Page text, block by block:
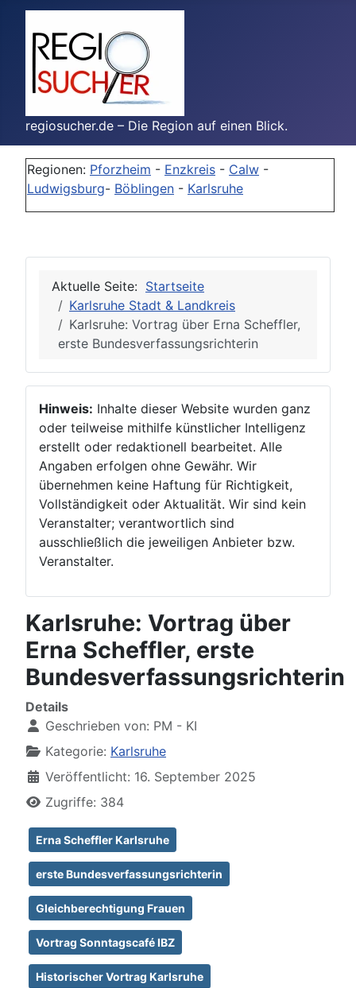
regiosucher.de – Die Region auf einen Blick.
Regionen: Pforzheim - Enzkreis - Calw -
Ludwigsburg- Böblingen - Karlsruhe
Aktuelle Seite: Startseite
Karlsruhe Stadt & Landkreis
Karlsruhe: Vortrag über Erna Scheffler,
erste Bundesverfassungsrichterin
Hinweis: Inhalte dieser Website wurden ganz
oder teilweise mithilfe künstlicher Intelligenz
erstellt oder redaktionell bearbeitet. Alle
Angaben erfolgen ohne Gewähr. Wir
übernehmen keine Haftung für Richtigkeit,
Vollständigkeit oder Aktualität. Wir sind kein
Veranstalter; verantwortlich sind
ausschließlich die jeweiligen Anbieter bzw.
Veranstalter.
Karlsruhe: Vortrag über
Erna Scheffler, erste
Bundesverfassungsrichterin
Details
Geschrieben von: PM - KI
Kategorie: Karlsruhe
Veröffentlicht: 16. September 2025
Zugriffe: 384
Erna Scheffler Karlsruhe
erste Bundesverfassungsrichterin
Gleichberechtigung Frauen
Vortrag Sonntagscafé IBZ
Historischer Vortrag Karlsruhe